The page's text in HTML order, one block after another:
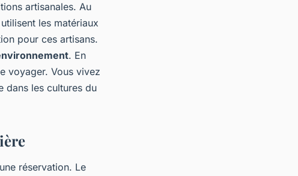
artisanales. Au
les matériaux
pour ces artisans.
. En
voyager. Vous vivez
dans les cultures du
réservation. Le